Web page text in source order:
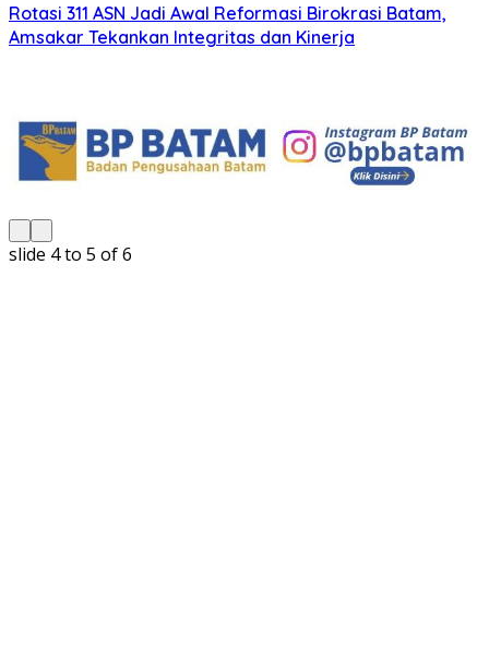
Rotasi 311 ASN Jadi Awal Reformasi Birokrasi Batam,
Amsakar Tekankan Integritas dan Kinerja
slide 5 to 6 of 6